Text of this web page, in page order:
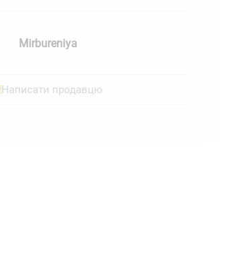
Mirbureniya
Написати продавцю